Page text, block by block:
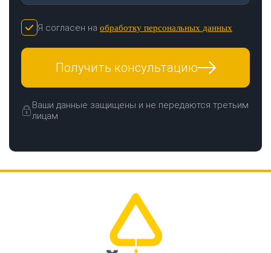
Я согласен на обработку персональных данных
Получить консультацию
Ваши данные защищены и не передаются третьим
лицам